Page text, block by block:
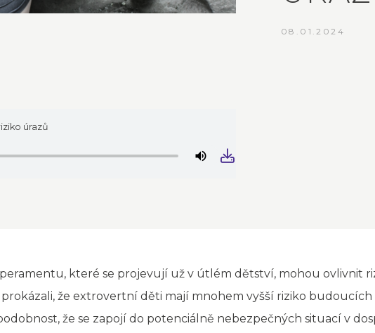
úrazů
08.01.2024
které se projevují už v útlém dětství, mohou ovlivnit
že extrovertní děti mají mnohem vyšší riziko
že se zapojí do potenciálně nebezpečných situací v